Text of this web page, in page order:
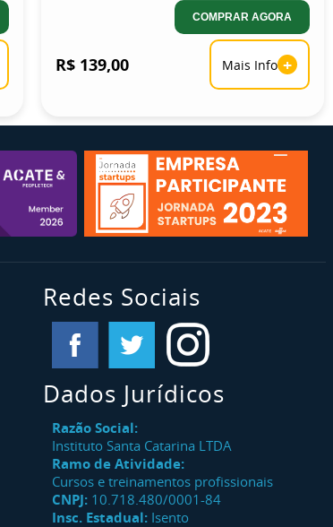
COMPRAR AGORA
R$ 139,00 Mais Info +
Redes Sociais
Dados Jurídicos
Razão Social:
Instituto Santa Catarina LTDA
Ramo de Atividade:
Cursos e treinamentos profissionais
CNPJ: 10.718.480/0001-84
Insc. Estadual: Isento